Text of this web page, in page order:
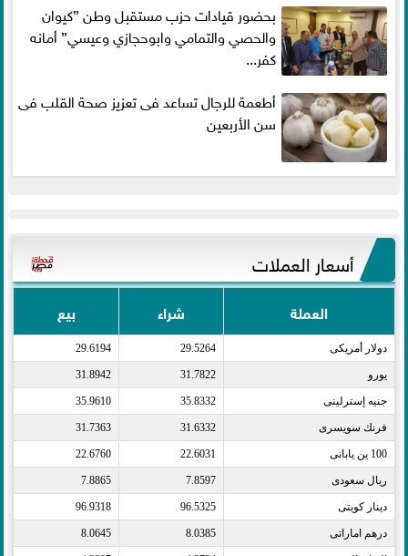
بحضور قيادات حزب مستقبل وطن ”كيوان
والحصي والتمامي وابوحجازي وعيسي” أمانه
كفر...
أطعمة للرجال تساعد فى تعزيز صحة القلب فى
سن الأربعين
أسعار العملات
العملة شراء بيع
دولار أمريكى​ 29.5264
29.6194
يورو​ 31.7822
31.8942
جنيه إسترلينى​ 35.8332
35.9610
فرنك سويسرى​ 31.6332
31.7363
100 ين يابانى​ 22.6031
22.6760
ريال سعودى​ 7.8597
7.8865
دينار كويتى​ 96.5325
96.9318
درهم اماراتى​ 8.0385
8.0645